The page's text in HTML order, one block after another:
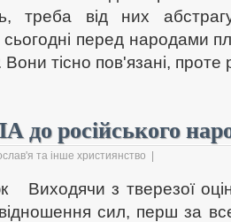
треба від них
перед народами
тісно пов'язані, проте
до російського
та інше християнство
Виходячи з тверезої
сил, перш за